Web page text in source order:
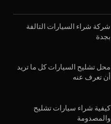
شركة شراء السيارات التالفة
بجدة
محل تشليح السيارات كل ما تريد
أن تعرف عنه
كيفية شراء سيارات تشليح
والمصدومة